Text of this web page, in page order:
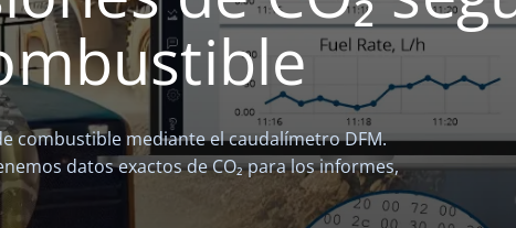
combustible mediante el caudalímetro DFM.
datos exactos de CO₂ para los informes,